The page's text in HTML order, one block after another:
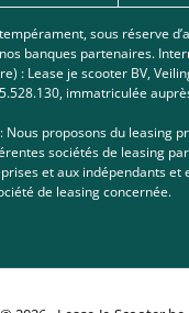
sous réserve
banques partenaires.
: Lease je scooter BV,
immatriculée
Nous proposons du leasing
sociétés de leasing
et aux indépendants et
de leasing concernée.